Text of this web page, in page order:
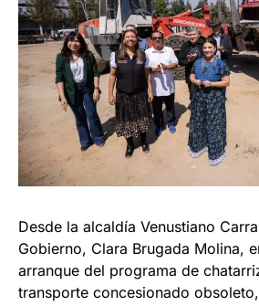
Desde la alcaldía Venustiano
Gobierno, Clara Brugada Molina,
arranque del programa de
transporte concesionado